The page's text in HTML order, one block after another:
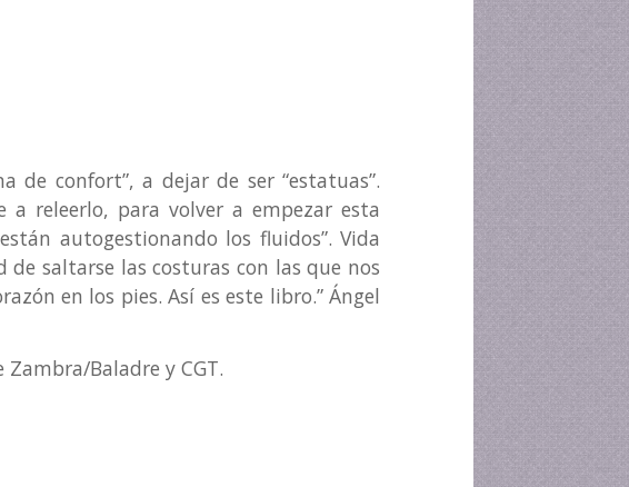
de confort”, a dejar de ser “estatuas”.
releerlo, para volver a empezar esta
autogestionando los fluidos”. Vida
saltarse las costuras con las que nos
en los pies. Así es este libro.” Ángel
Baladre y CGT.